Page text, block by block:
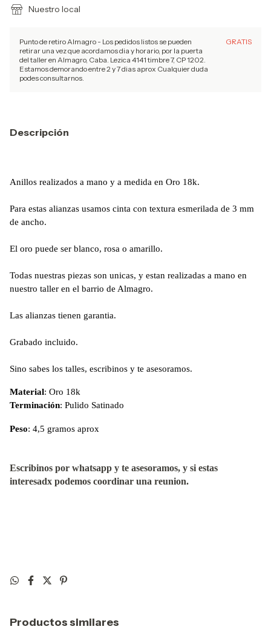
Nuestro local
Punto de retiro Almagro - Los pedidos listos se pueden
retirar una vez que acordamos dia y horario, por la puerta
del taller en Almagro, Caba. Lezica 4141 timbre 7, CP 1202.
Estamos demorando entre 2 y 7 dias aprox Cualquier duda
podes consultarnos.
GRATIS
Descripción
Anillos realizados a mano y a medida en Oro 18k.
Para estas alianzas usamos cinta con textura esmerilada de 3 mm
de ancho.
El oro puede ser blanco, rosa o amarillo.
Todas nuestras piezas son unicas, y estan realizadas a mano en
nuestro taller en el barrio de Almagro.
Las alianzas tienen garantia.
Grabado incluido.
Sino sabes los talles, escribinos y te asesoramos.
Material: Oro 18k
Terminación: Pulido Satinado
Peso: 4,5 gramos aprox
Escribinos por whatsapp y te asesoramos, y si estas
interesadx podemos coordinar una reunion.
Productos similares